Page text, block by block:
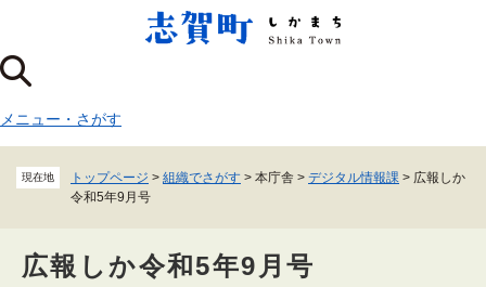
ジ
の
頭
で
メニューを飛ばして本文へ
メニュー ・ さがす
現在地 トップページ > 組織でさがす > 本庁舎 > デジタル情報課 > 広報しか
令和5年9月号
広報しか令和5年9月号